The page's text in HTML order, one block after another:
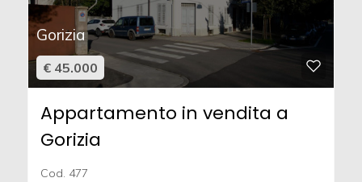
Gorizia
€ 45.000
Appartamento in vendita a
Gorizia
Cod. 477